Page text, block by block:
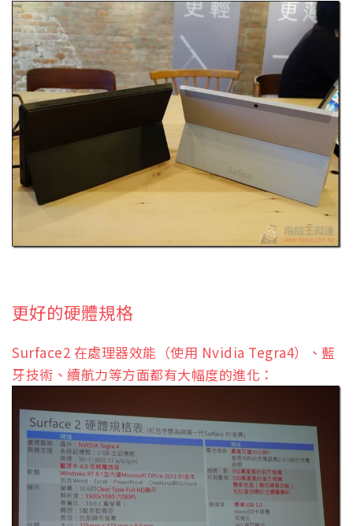
更好的硬體規格
Surface2 在處理器效能（使用 Nvidia Tegra4）、藍
牙技術、續航力等方面都有大幅度的進化：